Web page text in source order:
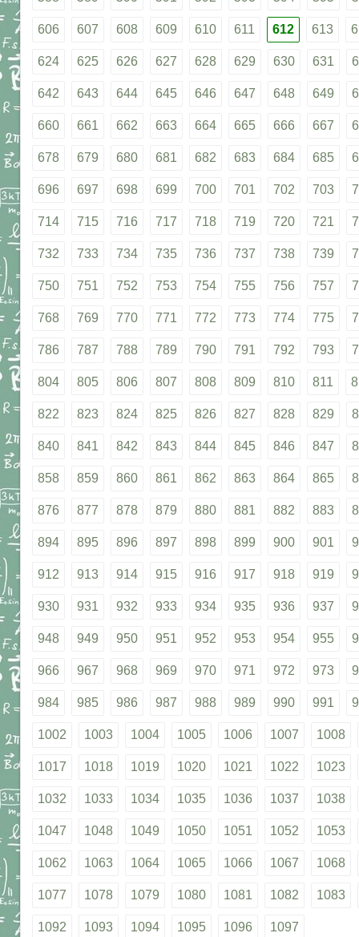
606 607 608 609 610 611 612 613
624 625 626 627 628 629 630 631
642 643 644 645 646 647 648 649
660 661 662 663 664 665 666 667
678 679 680 681 682 683 684 685
696 697 698 699 700 701 702 703
714 715 716 717 718 719 720 721
732 733 734 735 736 737 738 739
750 751 752 753 754 755 756 757
768 769 770 771 772 773 774 775
786 787 788 789 790 791 792 793
804 805 806 807 808 809 810 811
822 823 824 825 826 827 828 829
840 841 842 843 844 845 846 847
858 859 860 861 862 863 864 865
876 877 878 879 880 881 882 883
894 895 896 897 898 899 900 901
912 913 914 915 916 917 918 919
930 931 932 933 934 935 936 937
948 949 950 951 952 953 954 955
966 967 968 969 970 971 972 973
984 985 986 987 988 989 990 991
1002 1003 1004 1005 1006 1007 1008
1017 1018 1019 1020 1021 1022 1023
1032 1033 1034 1035 1036 1037 1038
1047 1048 1049 1050 1051 1052 1053
1062 1063 1064 1065 1066 1067 1068
1077 1078 1079 1080 1081 1082 1083
1092 1093 1094 1095 1096 1097